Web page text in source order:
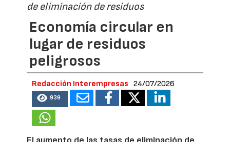
de eliminación de residuos
Economía circular en
lugar de residuos
peligrosos
Redacción Interempresas 24/07/2026
939